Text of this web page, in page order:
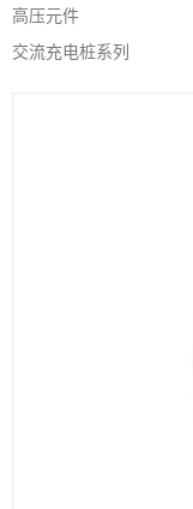
高压元件
交流充电桩系列